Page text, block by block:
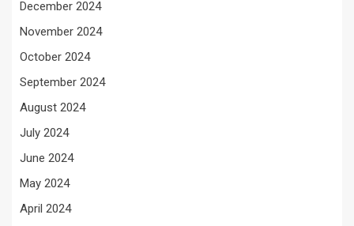
December 2024
November 2024
October 2024
September 2024
August 2024
July 2024
June 2024
May 2024
April 2024